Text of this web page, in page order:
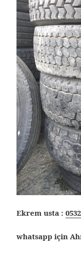
Ekrem usta :
whatsapp için